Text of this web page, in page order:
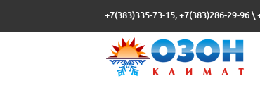
+7(383)335-73-15, +7(383)286-29-96 \